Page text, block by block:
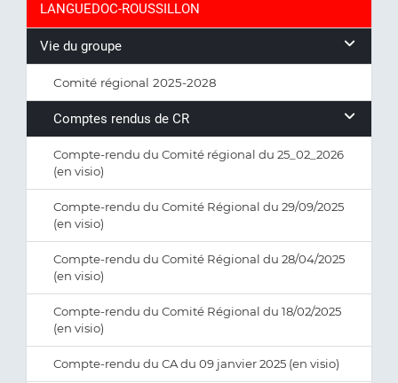
LANGUEDOC-ROUSSILLON
Vie du groupe
Comité régional 2025-2028
Comptes rendus de CR
Compte-rendu du Comité régional du 25_02_2026
(en visio)
Compte-rendu du Comité Régional du 29/09/2025
(en visio)
Compte-rendu du Comité Régional du 28/04/2025
(en visio)
Compte-rendu du Comité Régional du 18/02/2025
(en visio)
Compte-rendu du CA du 09 janvier 2025 (en visio)